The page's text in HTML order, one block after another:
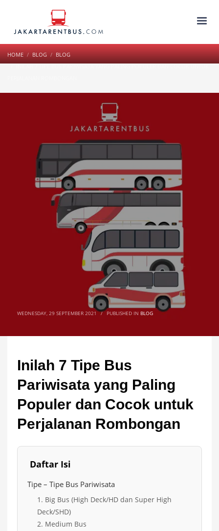
HOME BLOG
BLOG
WEDNESDAY, 29 SEPTEMBER 2021 / PUBLISHED IN BLOG
Inilah 7 Tipe Bus
Pariwisata yang Paling
Populer dan Cocok untuk
Perjalanan Rombongan
Daftar Isi
Tipe – Tipe Bus Pariwisata
1. Big Bus (High Deck/HD dan Super High
Deck/SHD)
2. Medium Bus